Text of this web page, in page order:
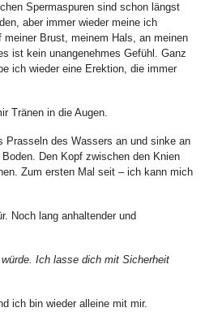
Spermaspuren sind schon längst
aber immer wieder meine ich
Brust, meinem Hals, an meinen
ist kein unangenehmes Gefühl. Ganz
ich wieder eine Erektion, die immer
Tränen in die Augen.
Prasseln des Wassers an und sinke an
Den Kopf zwischen den Knien
Zum ersten Mal seit – ich kann mich
Noch lang anhaltender und
Ich lasse dich mit Sicherheit
ich bin wieder alleine mit mir.